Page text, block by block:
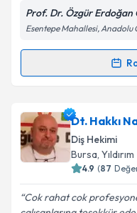
Prof. Dr. Özgür Erdoğan
Esentepe Mahallesi, Anadolu
Randevu
Prof. Dr. Özgür
oluşturun. Size bu
takvim
E-posta Adresiniz
Dt. Hakkı
Diş Hekimi
Bursa, Yıldırım
4.9 (87
Cok rahat cok